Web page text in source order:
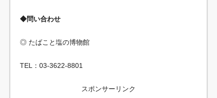
◆問い合わせ
◎ たばこと塩の博物館
TEL：03-3622-8801
スポンサーリンク